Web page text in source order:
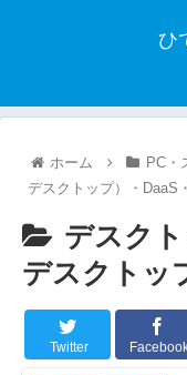
ひ
ホーム PC・
デスクトップ）・DaaS
デスク
デスクトッ
Twitter